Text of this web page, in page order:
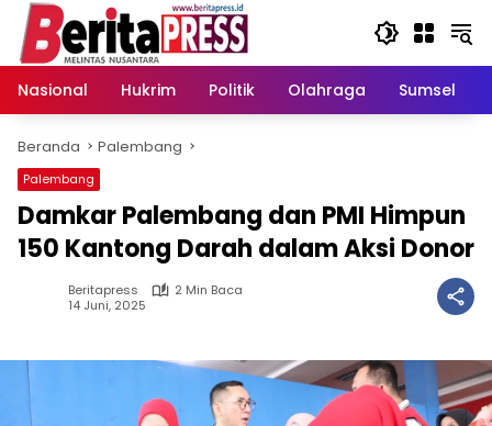
Langsung
konten
Nasional
Hukrim Politik Olahraga Sumsel
Beranda Palembang
Palembang
Damkar Palembang dan PMI Himpun
150 Kantong Darah dalam Aksi Donor
Beritapress
2 Min Baca
14 Juni, 2025